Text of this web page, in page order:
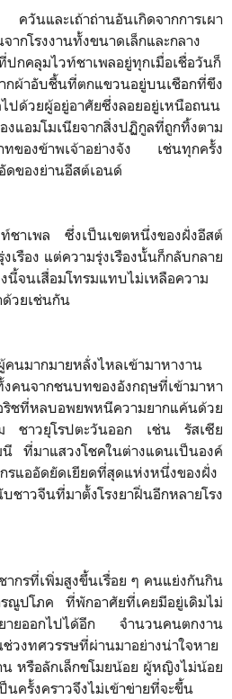
วันและเถ้าถ่านอันเกิดจากการเผา
กโรงงานทั้งขนาดเล็กและกลาง
ปกคลุมไวท์ชาเพลอยู่ทุกเมื่อเชื่อวันก็
ผ้าอับชื้นที่ตกแขวนอยู่บนเชือกที่ขึง
ปด้วยผู้อยู่อาศัยซึ่งลอยอยู่เหนือถนน
แอมโมเนียจากสิ่งปฏิกูลที่ถูกทิ้งตาม
ทของข้าพเจ้าอย่างจัง เช่นทุกครั้ง
ของย่านอีสต์เอนด์
ชาเพล ซึ่งเป็นเขตหนึ่งของฝั่งอีสต์
เรือง แต่ความรุ่งเรืองนั้นก็กลับกลาย
จนเสื่อมโทรมแทบไม่เหลือความ
ด้วยเช่นกัน
คนมากมายหลั่งไหลเข้ามาหางาน
คนจากชนบทของอังกฤษที่เข้ามาหา
ริชที่หลบอพยพหนีความยากแค้นด้วย
ชาวยุโรปตะวันออก เช่น รัสเซีย
ที่มาแสวงโชคในต่างแดนเป็นองค์
แออัดยัดเยียดที่สุดแห่งหนึ่งของฝั่ง
วจีนที่มาตั้งโรงยาฝิ่นอีกหลายโรง
ากรที่เพิ่มสูงขึ้นเรื่อย ๆ คนแย่งกันกิน
รณูปโภค ที่พักอาศัยที่เคยมีอยู่เดิมไม่
ยายออกไปได้อีก จำนวนคนตกงาน
วงทศวรรษที่ผ่านมาอย่างน่าใจหาย
หรือลักเล็กขโมยน้อย ผู้หญิงไม่น้อย
นครั้งคราวจึงไม่เข้าข่ายที่จะขึ้น